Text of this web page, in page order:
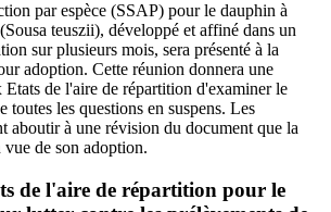
par espèce (SSAP) pour le dauphin à
teuszii), développé et affiné dans un
sur plusieurs mois, sera présenté à la
adoption. Cette réunion donnera une
Etats de l'aire de répartition d'examiner le
toutes les questions en suspens. Les
aboutir à une révision du document que la
de son adoption.
de l'aire de répartition pour le